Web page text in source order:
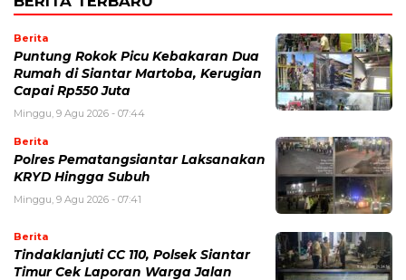
Berita
Puntung Rokok Picu Kebakaran Dua
Rumah di Siantar Martoba, Kerugian
Capai Rp550 Juta
Minggu, 9 Agu 2026 - 07:44
Berita
Polres Pematangsiantar Laksanakan
KRYD Hingga Subuh
Minggu, 9 Agu 2026 - 07:41
Berita
Tindaklanjuti CC 110, Polsek Siantar
Timur Cek Laporan Warga Jalan